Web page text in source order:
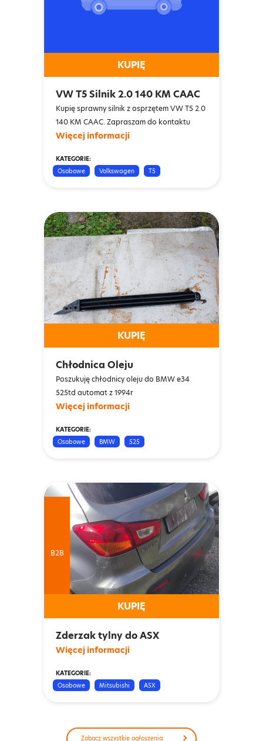
KUPIĘ
VW T5 Silnik 2.0 140 KM CAAC
Kupię sprawny silnik z osprzętem VW T5 2.0
140 KM CAAC. Zapraszam do kontaktu
Więcej informacji
KATEGORIE:
Osobowe
Volkswagen T5
KUPIĘ
Chłodnica Oleju
Poszukuję chłodnicy oleju do BMW e34
525td automat z 1994r
Więcej informacji
KATEGORIE:
Osobowe
BMW 525
B2B
KUPIĘ
Zderzak tylny do ASX
Więcej informacji
KATEGORIE:
Osobowe
Mitsubishi ASX
Zobacz wszystkie ogłoszenia